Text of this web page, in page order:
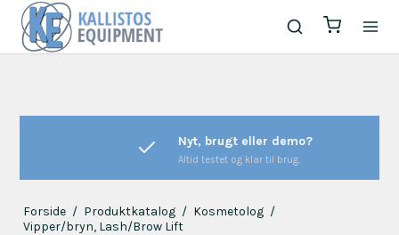
Nyt, brugt eller demo?
Altid testet og klar til brug.
Forside / Produktkatalog / Kosmetolog /
Vipper/bryn, Lash/Brow Lift